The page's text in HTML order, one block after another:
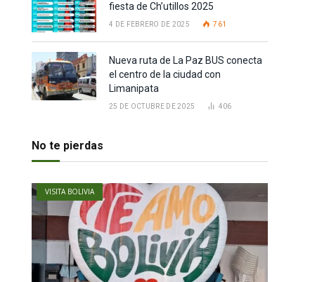
fiesta de Ch’utillos 2025
4 DE FEBRERO DE 2025 761
Nueva ruta de La Paz BUS conecta
el centro de la ciudad con
Limanipata
25 DE OCTUBRE DE 2025 406
No te pierdas
VISITA BOLIVIA